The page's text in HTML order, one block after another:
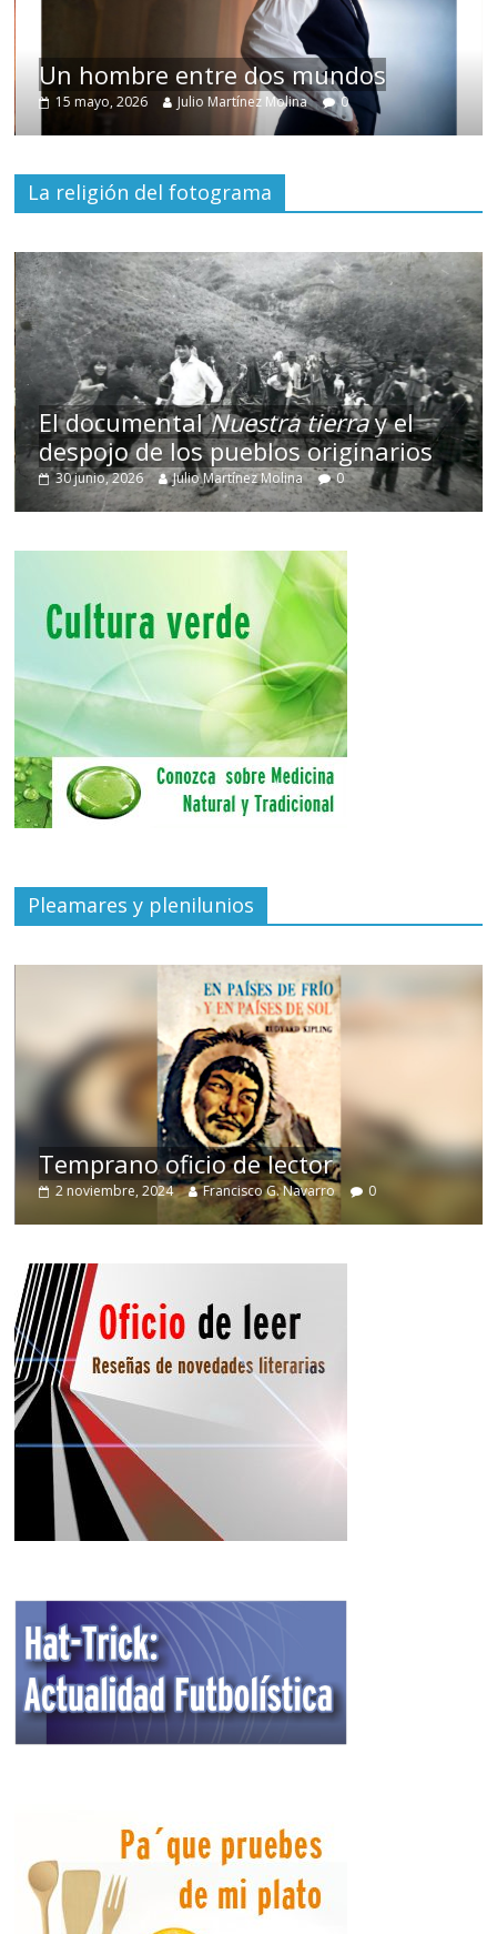
Un hombre entre dos mundos
15 mayo, 2026 Julio Martínez Molina 0
La religión del fotograma
El documentalNuestra tierray el
despojo de los pueblos originarios
30 junio, 2026 Julio Martínez Molina 0
Pleamares y plenilunios
Temprano oficio de lector
2 noviembre, 2024 Francisco G. Navarro 0